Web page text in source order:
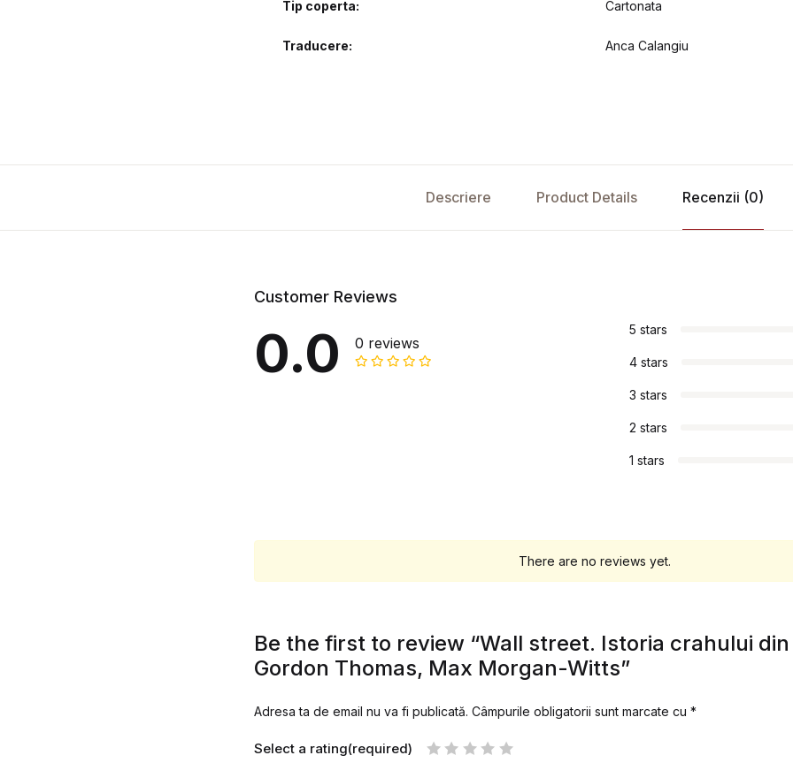
Tip coperta Cartonata
Traducere Anca Calangiu
Descriere Product Details Recenzii (0)
Customer Reviews
0.0 0 reviews
5 stars
4 stars
3 stars
2 stars
1 stars
There are no reviews yet.
Be the first to review “Wall street. Istoria crahului din
Gordon Thomas, Max Morgan-Witts”
Adresa ta de email nu va fi publicată. Câmpurile obligatorii sunt marcate cu *
Select a rating(required)